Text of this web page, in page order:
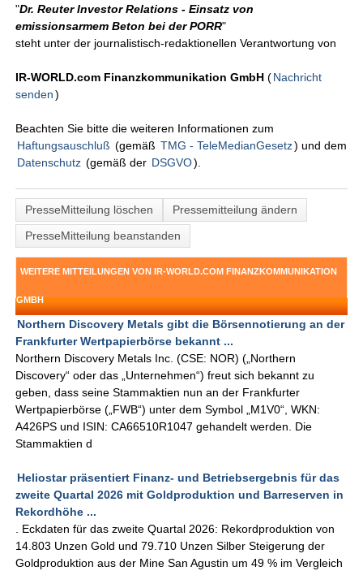
"Dr. Reuter Investor Relations - Einsatz von
emissionsarmem Beton bei der PORR"
steht unter der journalistisch-redaktionellen Verantwortung von
IR-WORLD.com Finanzkommunikation GmbH (Nachricht
senden )
Beachten Sie bitte die weiteren Informationen zum
Haftungsauschluß (gemäß TMG - TeleMedianGesetz) und dem
Datenschutz (gemäß der DSGVO).
PresseMitteilung löschen
Pressemitteilung ändern
PresseMitteilung beanstanden
WEITERE MITTEILUNGEN VON IR-WORLD.COM FINANZKOMMUNIKATION
GMBH
Northern Discovery Metals gibt die Börsennotierung an der
Frankfurter Wertpapierbörse bekannt ...
Northern Discovery Metals Inc. (CSE: NOR) („Northern
Discovery“ oder das „Unternehmen“) freut sich bekannt zu
geben, dass seine Stammaktien nun an der Frankfurter
Wertpapierbörse („FWB“) unter dem Symbol „M1V0“, WKN:
A426PS und ISIN: CA66510R1047 gehandelt werden. Die
Stammaktien d
Heliostar präsentiert Finanz- und Betriebsergebnis für das
zweite Quartal 2026 mit Goldproduktion und Barreserven in
Rekordhöhe ...
. Eckdaten für das zweite Quartal 2026: Rekordproduktion von
14.803 Unzen Gold und 79.710 Unzen Silber Steigerung der
Goldproduktion aus der Mine San Agustin um 49 % im Vergleich